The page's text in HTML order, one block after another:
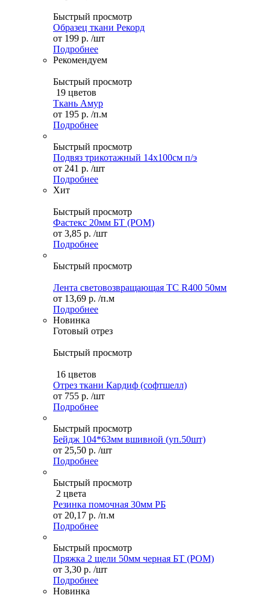
Быстрый просмотр
Образец ткани Рекорд
от 199 р. /шт
Подробнее
Рекомендуем
Быстрый просмотр
19 цветов
Ткань Амур
от 195 р. /п.м
Подробнее
Быстрый просмотр
Подвяз трикотажный 14х100см п/э
от 241 р. /шт
Подробнее
Хит
Быстрый просмотр
Фастекс 20мм БТ (POM)
от 3,85 р. /шт
Подробнее
Быстрый просмотр
Лента световозвращающая ТС R400 50мм
от 13,69 р. /п.м
Подробнее
Новинка
Готовый отрез
Быстрый просмотр
16 цветов
Отрез ткани Кардиф (софтшелл)
от 755 р. /шт
Подробнее
Быстрый просмотр
Бейдж 104*63мм вшивной (уп.50шт)
от 25,50 р. /шт
Подробнее
Быстрый просмотр
2 цвета
Резинка помочная 30мм РБ
от 20,17 р. /п.м
Подробнее
Быстрый просмотр
Пряжка 2 щели 50мм черная БТ (POM)
от 3,30 р. /шт
Подробнее
Новинка